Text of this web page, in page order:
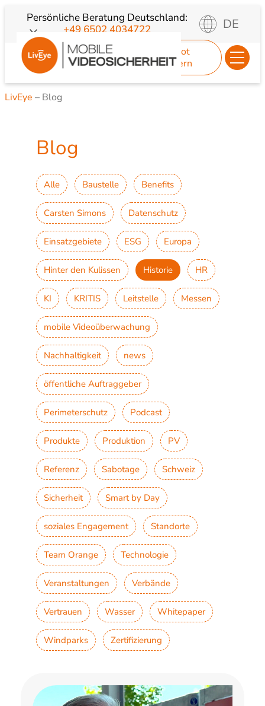
Inhalt
springen
Persönliche Beratung Deutschland:
+49 6502 4034722
DE
Angebot
anfordern
LivEye – Blog
Blog
Alle Baustelle Benefits
Carsten Simons Datenschutz
Einsatzgebiete ESG Europa
Hinter den Kulissen Historie HR
KI KRITIS Leitstelle Messen
mobile Videoüberwachung
Nachhaltigkeit news
öffentliche Auftraggeber
Perimeterschutz Podcast
Produkte Produktion PV
Referenz Sabotage Schweiz
Sicherheit Smart by Day
soziales Engagement Standorte
Team Orange Technologie
Veranstaltungen Verbände
Vertrauen Wasser Whitepaper
Windparks Zertifizierung